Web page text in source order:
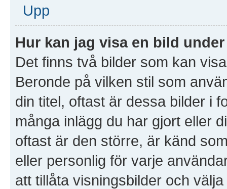
Upp
Hur kan jag visa en bild
Det finns två bilder som kan
Beronde på vilken stil som
din titel, oftast är dessa bilder i
många inlägg du har gjort eller
oftast är den större, är känd
eller personlig för varje
att tillåta visningsbilder och